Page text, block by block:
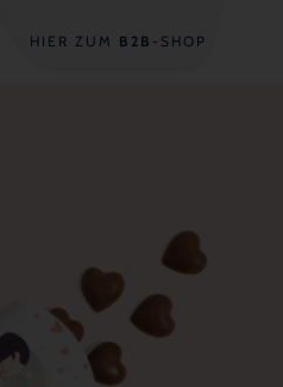
HIER ZUM B2B -SHOP